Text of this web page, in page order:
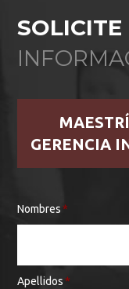
SOLICITE
GERENCIA
Nombres *
Apellidos *